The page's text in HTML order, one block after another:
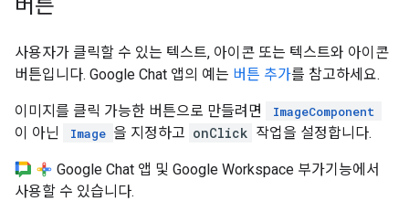
버튼
사용자가 클릭할 수 있는 텍스트, 아이콘 또는 텍스트와 아이콘
버튼입니다. Google Chat 앱의 예는 버튼 추가를 참고하세요.
이미지를 클릭 가능한 버튼으로 만들려면 ImageComponent
이 아닌 Image 을 지정하고 onClick 작업을 설정합니다.
Google Chat 앱 및 Google Workspace 부가기능에서
사용할 수 있습니다.